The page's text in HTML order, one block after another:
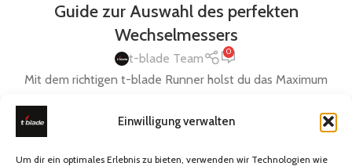
Einwilligung verwalten
Um dir ein optimales Erlebnis zu bieten, verwenden wir Technologien wie
Guide zur Auswahl des perfekten
Wechselmessers
t-blade Team 0
Mit dem richtigen t-blade Runner holst du das Maximum
WEITERLESEN